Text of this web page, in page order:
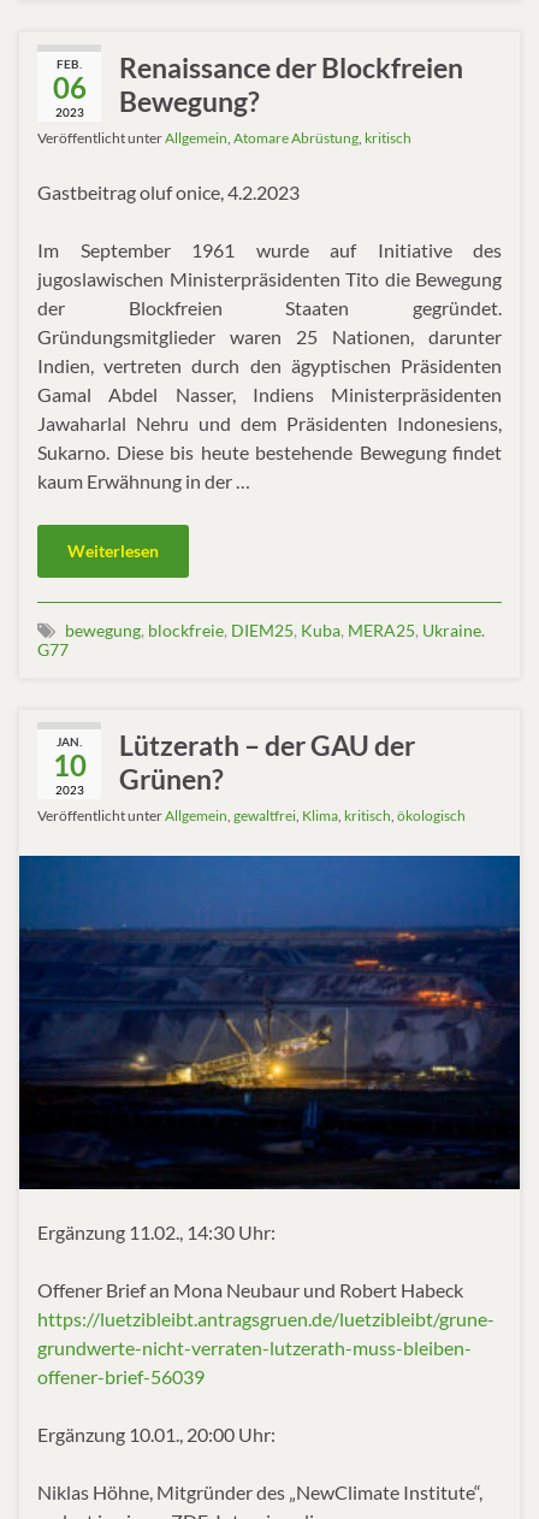
FEB.
06
2023
Renaissance der Blockfreien
Bewegung?
Veröffentlicht unterAllgemein Atomare Abrüstung kritisch
Gastbeitrag oluf onice, 4.2.2023
Im September 1961 wurde auf Initiative des
jugoslawischen Ministerpräsidenten Tito die Bewegung
der Blockfreien Staaten gegründet.
Gründungsmitglieder waren 25 Nationen, darunter
Indien, vertreten durch den ägyptischen Präsidenten
Gamal Abdel Nasser, Indiens Ministerpräsidenten
Jawaharlal Nehru und dem Präsidenten Indonesiens,
Sukarno. Diese bis heute bestehende Bewegung findet
kaum Erwähnung in der …
Weiterlesen
bewegung, blockfreie, DIEM25, Kuba, MERA25, Ukraine.
G77
JAN.
10
2023
Lützerath – der GAU der
Grünen?
Veröffentlicht unterAllgemein gewaltfrei Klima kritisch ökologisch
Ergänzung 11.02., 14:30 Uhr:
Offener Brief an Mona Neubaur und Robert Habeck
https://luetzibleibt.antragsgruen.de/luetzibleibt/grune-
grundwerte-nicht-verraten-lutzerath-muss-bleiben-
offener-brief-56039
Ergänzung 10.01., 20:00 Uhr:
Niklas Höhne, Mitgründer des „NewClimate Institute“,